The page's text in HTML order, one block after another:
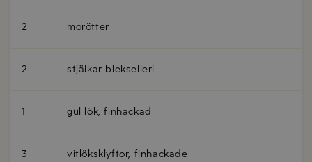
2 morötter
2 stjälkar blekselleri
1 gul lök, finhackad
3 vitlöksklyftor, finhackade